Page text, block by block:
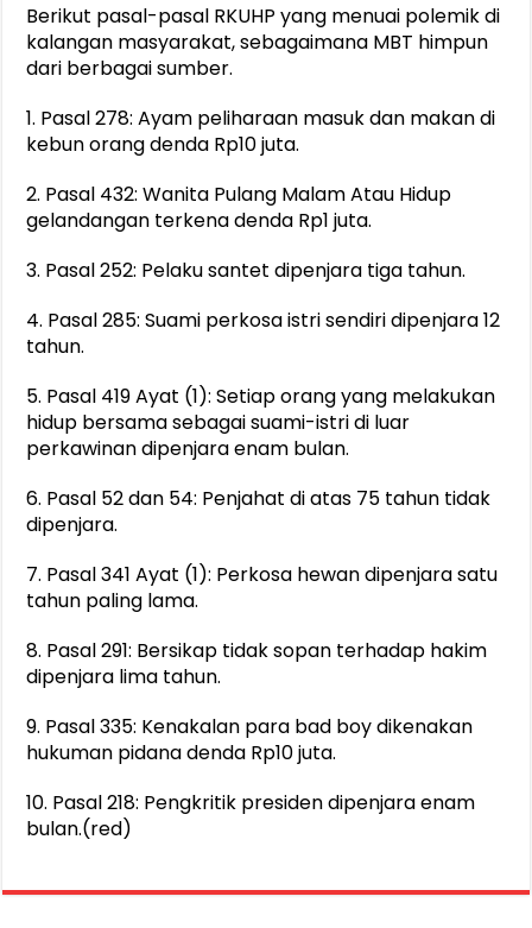
Berikut pasal-pasal RKUHP yang menuai polemik di
kalangan masyarakat, sebagaimana MBT himpun
dari berbagai sumber.
1. Pasal 278: Ayam peliharaan masuk dan makan di
kebun orang denda Rp10 juta.
2. Pasal 432: Wanita Pulang Malam Atau Hidup
gelandangan terkena denda Rp1 juta.
3. Pasal 252: Pelaku santet dipenjara tiga tahun.
4. Pasal 285: Suami perkosa istri sendiri dipenjara 12
tahun.
5. Pasal 419 Ayat (1): Setiap orang yang melakukan
hidup bersama sebagai suami-istri di luar
perkawinan dipenjara enam bulan.
6. Pasal 52 dan 54: Penjahat di atas 75 tahun tidak
dipenjara.
7. Pasal 341 Ayat (1): Perkosa hewan dipenjara satu
tahun paling lama.
8. Pasal 291: Bersikap tidak sopan terhadap hakim
dipenjara lima tahun.
9. Pasal 335: Kenakalan para bad boy dikenakan
hukuman pidana denda Rp10 juta.
10. Pasal 218: Pengkritik presiden dipenjara enam
bulan.(red)